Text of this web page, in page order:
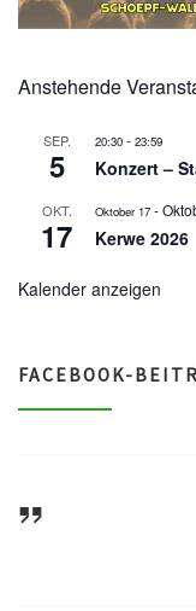
Anstehende
SEP.
5
20:30 - 23:59
Konzert –
OKT.
17
Oktober 17 -
Kerwe 2026
Kalender anzeigen
FACEBOOK-